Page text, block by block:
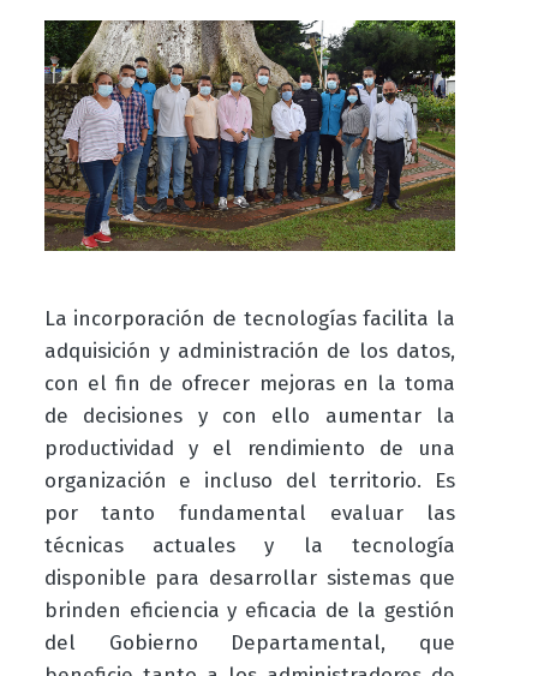
La incorporación de tecnologías facilita la
adquisición y administración de los datos,
con el fin de ofrecer mejoras en la toma
de decisiones y con ello aumentar la
productividad y el rendimiento de una
organización e incluso del territorio. Es
por tanto fundamental evaluar las
técnicas actuales y la tecnología
disponible para desarrollar sistemas que
brinden eficiencia y eficacia de la gestión
del Gobierno Departamental, que